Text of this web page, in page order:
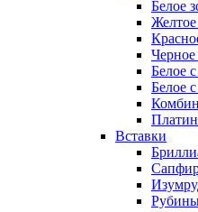
Белое
Желтое
Черное
Белое
Белое
Вставки